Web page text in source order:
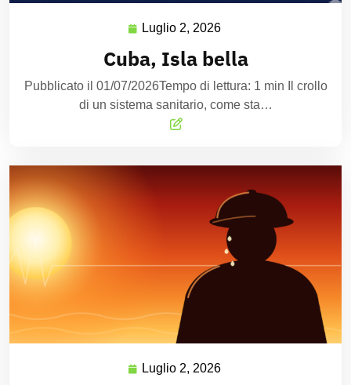
Luglio 2, 2026
Cuba, Isla bella
Pubblicato il 01/07/2026Tempo di lettura: 1 min Il crollo
di un sistema sanitario, come sta…
Luglio 2, 2026